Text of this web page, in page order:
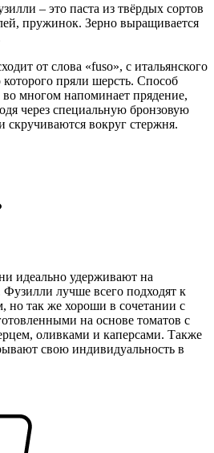
– это паста из твёрдых сортов
пружинок. Зерно выращивается
от слова «fuso», с итальянского
пряли шерсть. Способ
во многом напоминает прядение,
через специальную бронзовую
скручиваются вокруг стержня.
идеально удерживают на
лучше всего подходят к
так же хороши в сочетании с
на основе томатов с
оливками и каперсами. Также
свою индивидуальность в